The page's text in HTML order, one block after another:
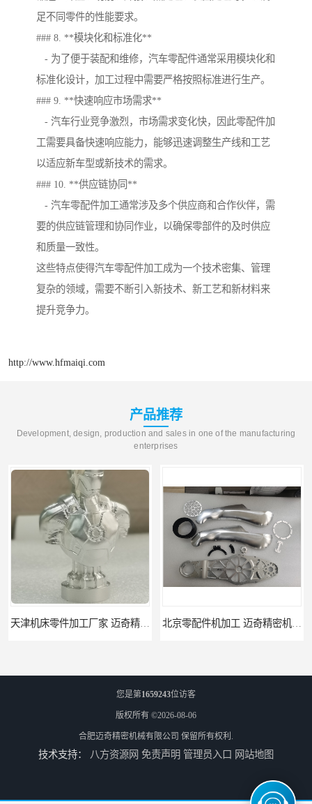
足不同零件的性能要求。
### 8. **模块化和标准化**
- 为了便于装配和维修，汽车零配件通常采用模块化和
标准化设计，加工过程中需要严格按照标准进行生产。
### 9. **快速响应市场需求**
- 汽车行业竞争激烈，市场需求变化快，因此零配件加
工需要具备快速响应能力，能够迅速调整生产线和工艺
以适应新车型或新技术的需求。
### 10. **供应链协同**
- 汽车零配件加工通常涉及多个供应商和合作伙伴，需
要的供应链管理和协同作业，以确保零部件的及时供应
和质量一致性。
这些特点使得汽车零配件加工成为一个技术密集、管理
复杂的领域，需要不断引入新技术、新工艺和新材料来
提升竞争力。
http://www.hfmaiqi.com
产品推荐
Development, design, production and sales in one of the manufacturing
enterprises
重庆新能源零件加工 迈奇精密机械 一站式服务 铣床加工服务 迈奇精密机械 经验丰富
您是第1659243位访客
版权所有 ©2026-08-06
合肥迈奇精密机械有限公司 保留所有权利.
技术支持： 八方资源网 免责声明 管理员入口 网站地图